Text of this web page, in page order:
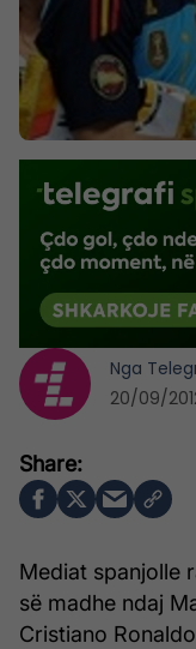
Mediat spanjolle
së madhe ndaj
Cristiano
Nga
20/09/